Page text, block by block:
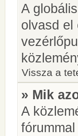
A
olvasd el
Vissza a
» Mik
A